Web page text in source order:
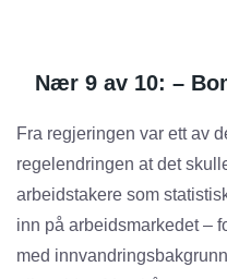
Nær 9 av 10: –
Fra regjeringen var ett av
regelendringen at det
arbeidstakere som
inn på arbeidsmarkedet –
med